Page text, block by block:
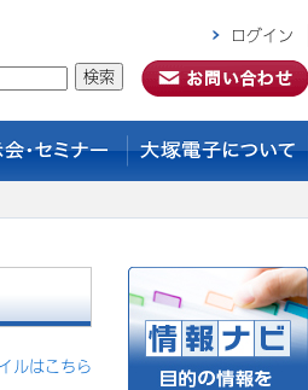
ログイン
ルはこちら